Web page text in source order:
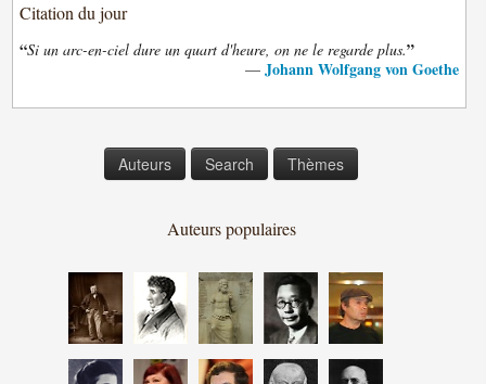
Citation du jour
“Si un arc-en-ciel dure un quart d'heure, on ne le regarde plus.”
— Johann Wolfgang von Goethe
Auteurs Search Thèmes
Auteurs populaires